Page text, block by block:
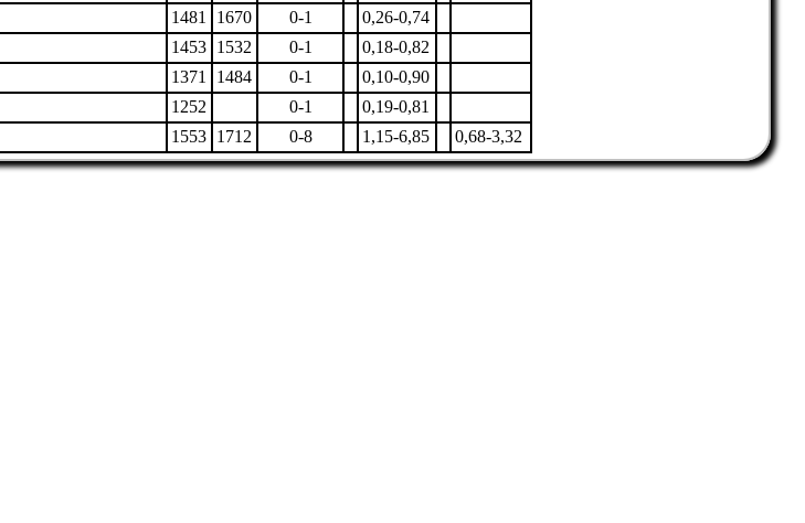
1481 1670 0-1
0,26-0,74
1453 1532 0-1
0,18-0,82
1371 1484 0-1
0,10-0,90
1252 0-1
0,19-0,81
1553 1712 0-8 1,15-6,85 0,68-3,32